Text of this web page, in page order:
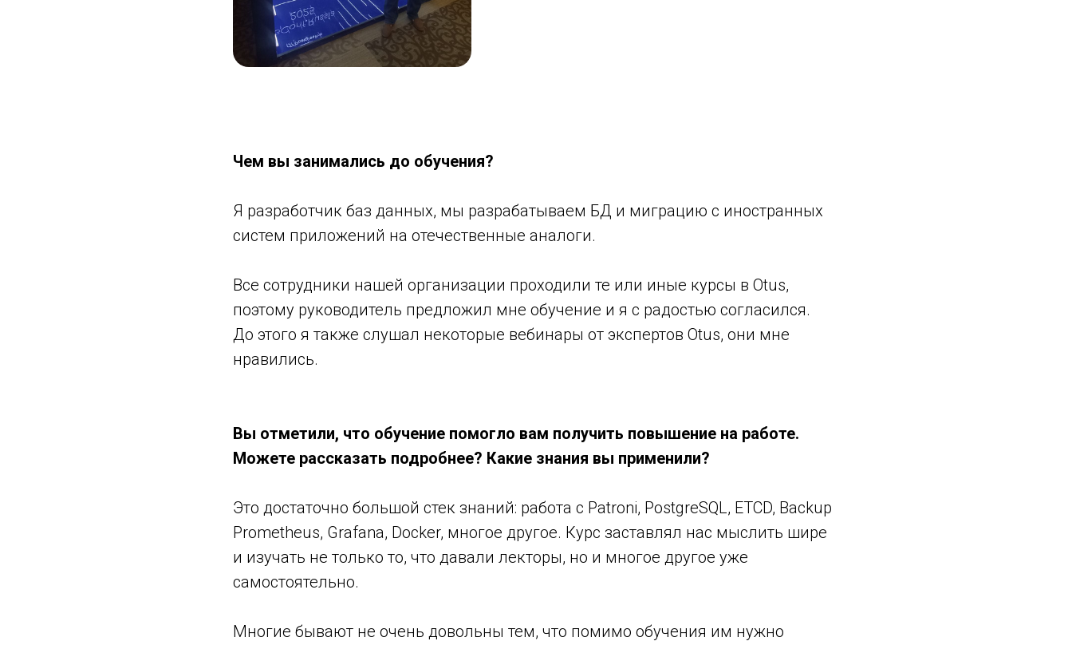
Чем вы занимались до обучения?
Я разработчик баз данных, мы разрабатываем БД и миграцию с иностранных
систем приложений на отечественные аналоги.
Все сотрудники нашей организации проходили те или иные курсы в Otus,
поэтому руководитель предложил мне обучение и я с радостью согласился.
До этого я также слушал некоторые вебинары от экспертов Otus, они мне
нравились.
Вы отметили, что обучение помогло вам получить повышение на работе.
Можете рассказать подробнее? Какие знания вы применили?
Это достаточно большой стек знаний: работа с Patroni, PostgreSQL, ETCD, Backup
Prometheus, Grafana, Docker, многое другое. Курс заставлял нас мыслить шире
и изучать не только то, что давали лекторы, но и многое другое уже
самостоятельно.
Многие бывают не очень довольны тем, что помимо обучения им нужно